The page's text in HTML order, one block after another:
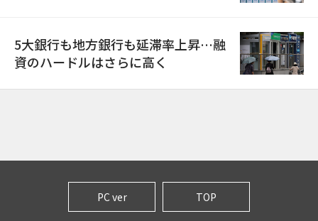
5大銀行も地方銀行も延滞率上昇…融
資のハードルはさらに高く
PC ver TOP